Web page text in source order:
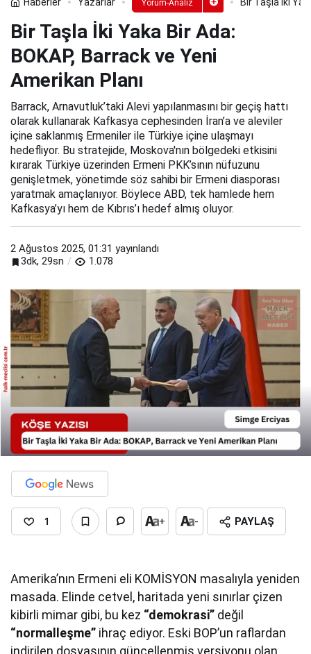
Yorum-Analiz
Bir Taşla İki Yaka Bir Ada:
BOKAP, Barrack ve Yeni
Amerikan Planı
Barrack, Arnavutluk’taki Alevi yapılanmasını bir geçiş hattı
olarak kullanarak Kafkasya cephesinden İran’a ve aleviler
içine saklanmış Ermeniler ile Türkiye içine ulaşmayı
hedefliyor. Bu stratejide, Moskova'nın bölgedeki etkisini
kırarak Türkiye üzerinden Ermeni PKK’sının nüfuzunu
genişletmek, yönetimde söz sahibi bir Ermeni diasporası
yaratmak amaçlanıyor. Böylece ABD, tek hamlede hem
Kafkasya’yı hem de Kıbrıs’ı hedef almış oluyor.
2 Ağustos 2025, 01:31 yayınlandı
3dk, 29sn
1.078
1 + - PAYLAŞ
Amerika’nın Ermeni eli KOMİSYON masalıyla yeniden
masada. Elinde cetvel, haritada yeni sınırlar çizen
kibirli mimar gibi, bu kez “demokrasi” değil
“normalleşme” ihraç ediyor. Eski BOP’un raflardan
indirilen dosyasının güncellenmiş versiyonu olan